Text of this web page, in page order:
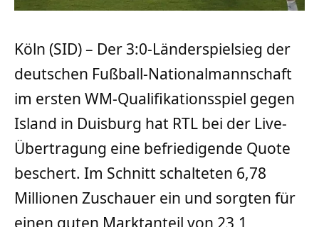
Köln (SID) – Der 3:0-Länderspielsieg der
deutschen Fußball-Nationalmannschaft
im ersten WM-Qualifikationsspiel gegen
Island in Duisburg hat RTL bei der Live-
Übertragung eine befriedigende Quote
beschert. Im Schnitt schalteten 6,78
Millionen Zuschauer ein und sorgten für
einen guten Marktanteil von 23,1